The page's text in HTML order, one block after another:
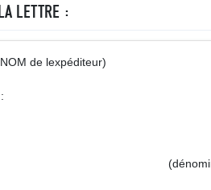
LETTRE :
de lexpéditeur)
et adresse